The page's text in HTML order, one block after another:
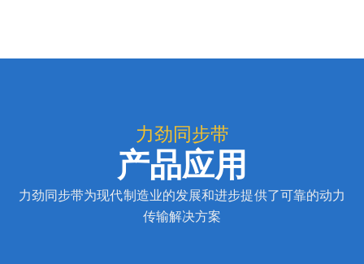
力劲同步带
产品应用
力劲同步带为现代制造业的发展和进步提供了可靠的动力
传输解决方案